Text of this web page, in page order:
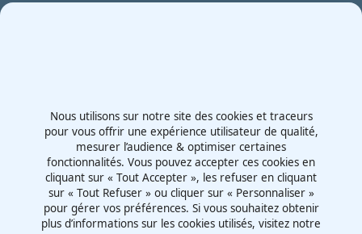
Contactez-nous
Route d'Irigny, Z.I. Nord
69530 - Brignais
France
Nous utilisons sur notre site des cookies et traceurs
pour vous offrir une expérience utilisateur de qualité,
mesurer l’audience & optimiser certaines
fonctionnalités. Vous pouvez accepter ces cookies en
cliquant sur « Tout Accepter », les refuser en cliquant
sur « Tout Refuser » ou cliquer sur « Personnaliser »
pour gérer vos préférences. Si vous souhaitez obtenir
plus d’informations sur les cookies utilisés, visitez notre